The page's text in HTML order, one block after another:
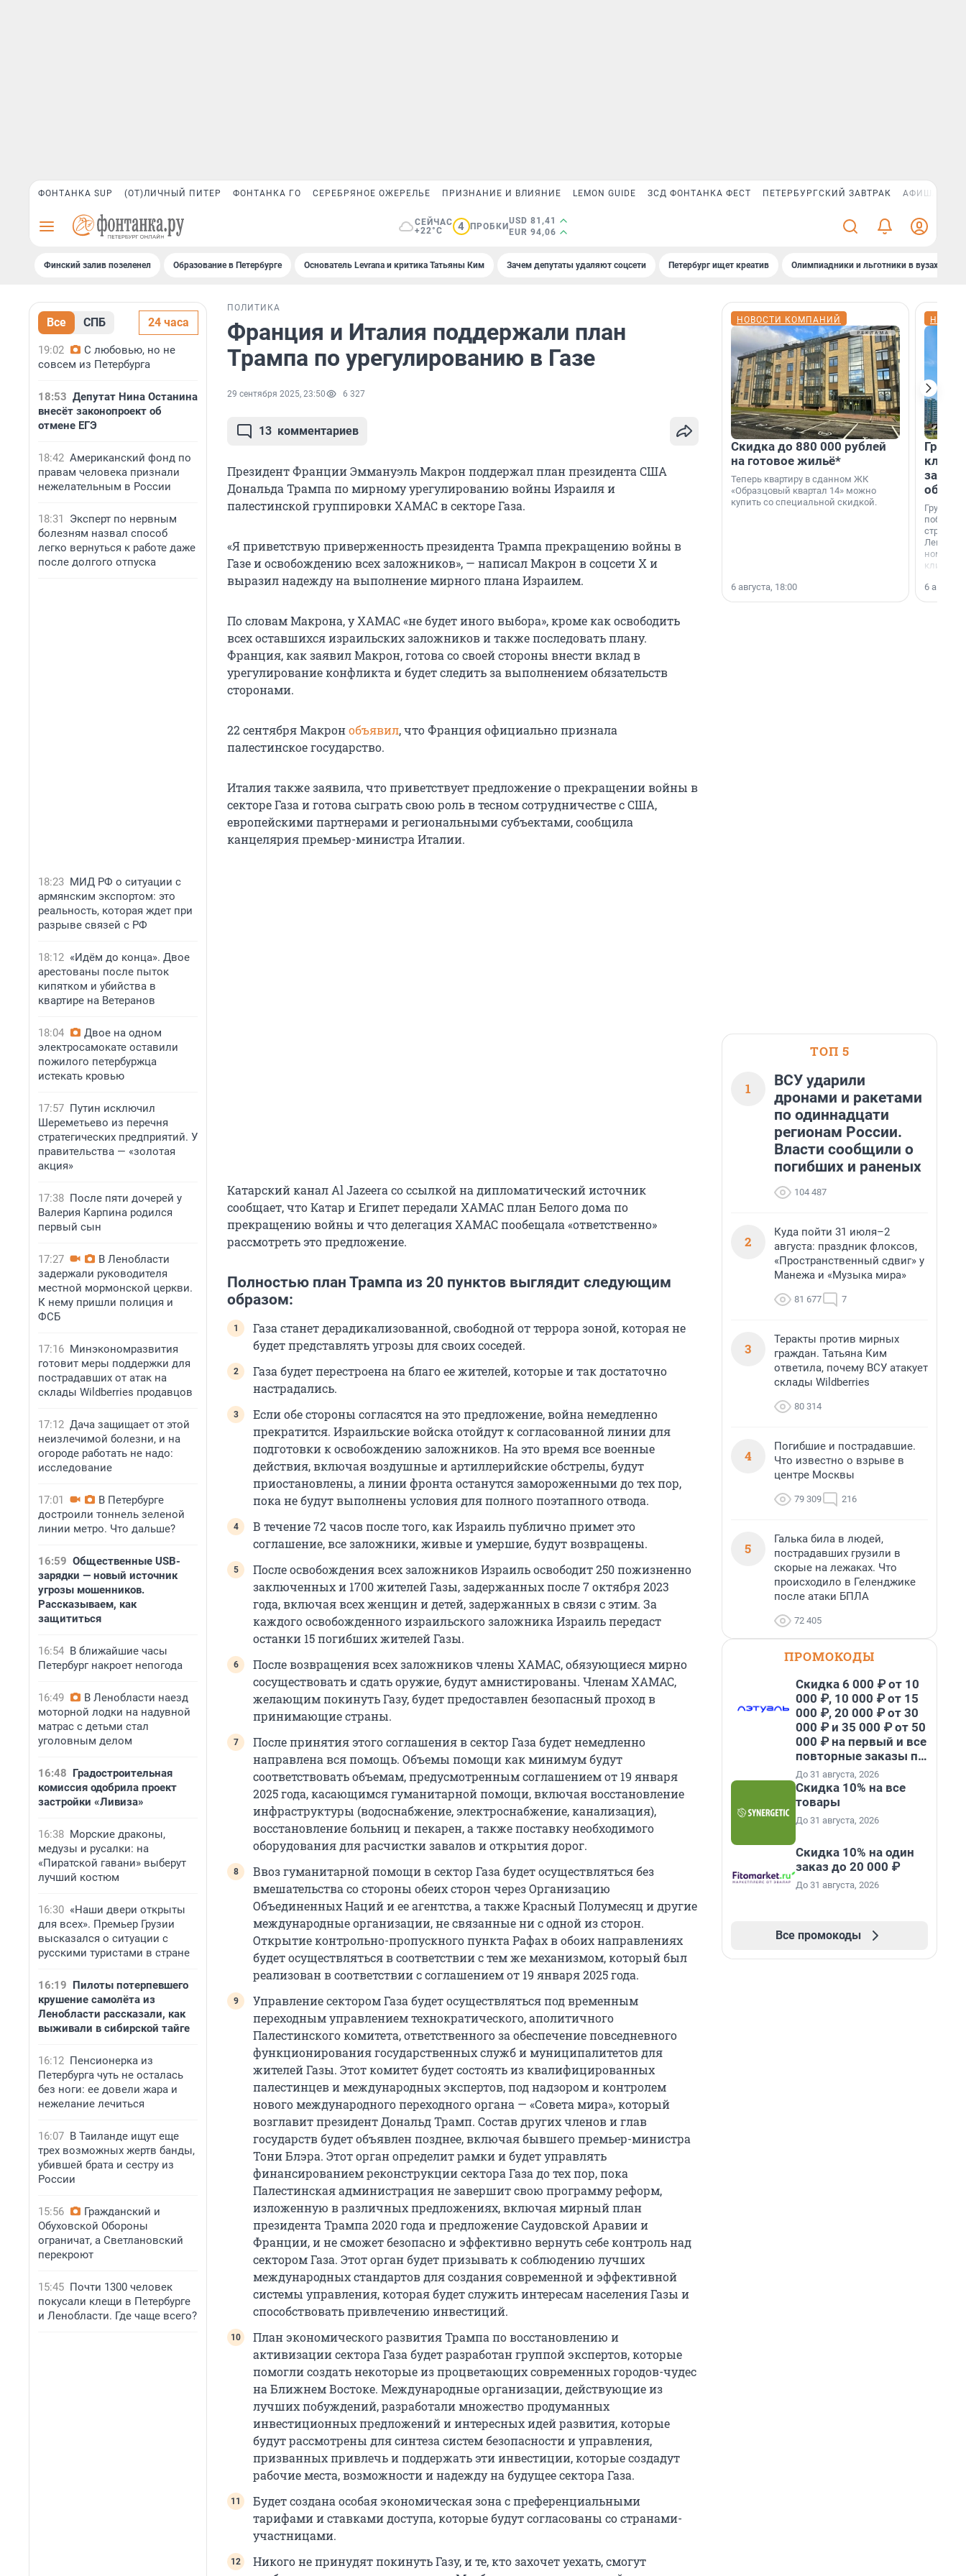
ФОНТАНКА SUP (ОТ)ЛИЧНЫЙ ПИТЕР ФОНТАНКА ГО СЕРЕБРЯНОЕ ОЖЕРЕЛЬЕ ПРИЗНАНИЕ И ВЛИЯНИЕ LEMON GUIDE ЗСД ФОНТАНКА ФЕСТ ПЕТЕРБУРГСКИЙ ЗАВТРАК АФИША PLUS
СЕЙЧАС
+22°C
4 ПРОБКИ
USD 81,41
EUR 94,06
Финский залив позеленел Образование в Петербурге Основатель Levrana и критика Татьяны Ким Зачем депутаты удаляют соцсети Петербург ищет креатив Олимпиадники и льготники в вузах СПб
Все СПБ 24 часа
19:02
С любовью, но не
совсем из Петербурга
18:53 Депутат Нина Останина
внесёт законопроект об
отмене ЕГЭ
18:42 Американский фонд по
правам человека признали
нежелательным в России
18:31
Эксперт по нервным
болезням назвал способ
легко вернуться к работе даже
после долгого отпуска
18:23 МИД РФ о ситуации с
армянским экспортом: это
реальность, которая ждет при
разрыве связей с РФ
18:12 «Идём до конца». Двое
арестованы после пыток
кипятком и убийства в
квартире на Ветеранов
18:04
Двое на одном
электросамокате оставили
пожилого петербуржца
истекать кровью
17:57 Путин исключил
Шереметьево из перечня
стратегических предприятий. У
правительства — «золотая
акция»
17:38 После пяти дочерей у
Валерия Карпина родился
первый сын
17:27
В Ленобласти
задержали руководителя
местной мормонской церкви.
К нему пришли полиция и
ФСБ
17:16 Минэкономразвития
готовит меры поддержки для
пострадавших от атак на
склады Wildberries продавцов
17:12 Дача защищает от этой
неизлечимой болезни, и на
огороде работать не надо:
исследование
17:01
В Петербурге
достроили тоннель зеленой
линии метро. Что дальше?
16:59 Общественные USB-
зарядки — новый источник
угрозы мошенников.
Рассказываем, как
защититься
16:54 В ближайшие часы
Петербург накроет непогода
16:49
В Ленобласти наезд
моторной лодки на надувной
матрас с детьми стал
уголовным делом
16:48 Градостроительная
комиссия одобрила проект
застройки «Ливиза»
16:38 Морские драконы,
медузы и русалки: на
«Пиратской гавани» выберут
лучший костюм
16:30 «Наши двери открыты
для всех». Премьер Грузии
высказался о ситуации с
русскими туристами в стране
16:19 Пилоты потерпевшего
крушение самолёта из
Ленобласти рассказали, как
выживали в сибирской тайге
16:12 Пенсионерка из
Петербурга чуть не осталась
без ноги: ее довели жара и
нежелание лечиться
16:07 В Таиланде ищут еще
трех возможных жертв банды,
убившей брата и сестру из
России
15:56
Гражданский и
Обуховской Обороны
ограничат, а Светлановский
перекроют
15:45 Почти 1300 человек
покусали клещи в Петербурге
и Ленобласти. Где чаще всего?
ПОЛИТИКА
Франция и Италия поддержали план
Трампа по урегулированию в Газе
29 сентября 2025, 23:50 6 327
13 комментариев
Президент Франции Эммануэль Макрон поддержал план президента США
Дональда Трампа по мирному урегулированию войны Израиля и
палестинской группировки ХАМАС в секторе Газа.
«Я приветствую приверженность президента Трампа прекращению войны в
Газе и освобождению всех заложников», — написал Макрон в соцсети X и
выразил надежду на выполнение мирного плана Израилем.
По словам Макрона, у ХАМАС «не будет иного выбора», кроме как освободить
всех оставшихся израильских заложников и также последовать плану.
Франция, как заявил Макрон, готова со своей стороны внести вклад в
урегулирование конфликта и будет следить за выполнением обязательств
сторонами.
22 сентября Макронобъявил, что Франция официально признала
палестинское государство.
Италия также заявила, что приветствует предложение о прекращении войны в
секторе Газа и готова сыграть свою роль в тесном сотрудничестве с США,
европейскими партнерами и региональными субъектами, сообщила
канцелярия премьер-министра Италии.
Катарский канал Al Jazeera со ссылкой на дипломатический источник
сообщает, что Катар и Египет передали ХАМАС план Белого дома по
прекращению войны и что делегация ХАМАС пообещала «ответственно»
рассмотреть это предложение.
Полностью план Трампа из 20 пунктов выглядит следующим
образом:
Газа станет дерадикализованной, свободной от террора зоной, которая не
будет представлять угрозы для своих соседей.
Газа будет перестроена на благо ее жителей, которые и так достаточно
настрадались.
Если обе стороны согласятся на это предложение, война немедленно
прекратится. Израильские войска отойдут к согласованной линии для
подготовки к освобождению заложников. На это время все военные
действия, включая воздушные и артиллерийские обстрелы, будут
приостановлены, а линии фронта останутся замороженными до тех пор,
пока не будут выполнены условия для полного поэтапного отвода.
В течение 72 часов после того, как Израиль публично примет это
соглашение, все заложники, живые и умершие, будут возвращены.
После освобождения всех заложников Израиль освободит 250 пожизненно
заключенных и 1700 жителей Газы, задержанных после 7 октября 2023
года, включая всех женщин и детей, задержанных в связи с этим. За
каждого освобожденного израильского заложника Израиль передаст
останки 15 погибших жителей Газы.
После возвращения всех заложников члены ХАМАС, обязующиеся мирно
сосуществовать и сдать оружие, будут амнистированы. Членам ХАМАС,
желающим покинуть Газу, будет предоставлен безопасный проход в
принимающие страны.
После принятия этого соглашения в сектор Газа будет немедленно
направлена ​​вся помощь. Объемы помощи как минимум будут
соответствовать объемам, предусмотренным соглашением от 19 января
2025 года, касающимся гуманитарной помощи, включая восстановление
инфраструктуры (водоснабжение, электроснабжение, канализация),
восстановление больниц и пекарен, а также поставку необходимого
оборудования для расчистки завалов и открытия дорог.
Ввоз гуманитарной помощи в сектор Газа будет осуществляться без
вмешательства со стороны обеих сторон через Организацию
Объединенных Наций и ее агентства, а также Красный Полумесяц и другие
международные организации, не связанные ни с одной из сторон.
Открытие контрольно-пропускного пункта Рафах в обоих направлениях
будет осуществляться в соответствии с тем же механизмом, который был
реализован в соответствии с соглашением от 19 января 2025 года.
Управление сектором Газа будет осуществляться под временным
переходным управлением технократического, аполитичного
Палестинского комитета, ответственного за обеспечение повседневного
функционирования государственных служб и муниципалитетов для
жителей Газы. Этот комитет будет состоять из квалифицированных
палестинцев и международных экспертов, под надзором и контролем
нового международного переходного органа — «Совета мира», который
возглавит президент Дональд Трамп. Состав других членов и глав
государств будет объявлен позднее, включая бывшего премьер-министра
Тони Блэра. Этот орган определит рамки и будет управлять
финансированием реконструкции сектора Газа до тех пор, пока
Палестинская администрация не завершит свою программу реформ,
изложенную в различных предложениях, включая мирный план
президента Трампа 2020 года и предложение Саудовской Аравии и
Франции, и не сможет безопасно и эффективно вернуть себе контроль над
сектором Газа. Этот орган будет призывать к соблюдению лучших
международных стандартов для создания современной и эффективной
системы управления, которая будет служить интересам населения Газы и
способствовать привлечению инвестиций.
План экономического развития Трампа по восстановлению и
активизации сектора Газа будет разработан группой экспертов, которые
помогли создать некоторые из процветающих современных городов-чудес
на Ближнем Востоке. Международные организации, действующие из
лучших побуждений, разработали множество продуманных
инвестиционных предложений и интересных идей развития, которые
будут рассмотрены для синтеза систем безопасности и управления,
призванных привлечь и поддержать эти инвестиции, которые создадут
рабочие места, возможности и надежду на будущее сектора Газа.
Будет создана особая экономическая зона с преференциальными
тарифами и ставками доступа, которые будут согласованы со странами-
участницами.
Никого не принудят покинуть Газу, и те, кто захочет уехать, смогут
НОВОСТИ КОМПАНИЙ
Скидка до 880 000 рублей
на готовое жильё*
Теперь квартиру в сданном ЖК
«Образцовый квартал 14» можно
купить со специальной скидкой.
6 августа, 18:00
Группа
области».
6
ТОП 5
1
ВСУ ударили
дронами и ракетами
по одиннадцати
регионам России.
Власти сообщили о
погибших и раненых
104 487
2
Куда пойти 31 июля–2
августа: праздник флоксов,
«Пространственный сдвиг» у
Манежа и «Музыка мира»
81 677 7
3
Теракты против мирных
граждан. Татьяна Ким
ответила, почему ВСУ атакует
склады Wildberries
80 314
4
Погибшие и пострадавшие.
Что известно о взрыве в
центре Москвы
79 309 216
5
Галька била в людей,
пострадавших грузили в
скорые на лежаках. Что
происходило в Геленджике
после атаки БПЛА
72 405
ПРОМОКОДЫ
Скидка 6 000 ₽ от 10
000 ₽, 10 000 ₽ от 15
000 ₽, 20 000 ₽ от 30
000 ₽ и 35 000 ₽ от 50
000 ₽ на первый и все
повторные заказы по
промокоду НАБЕРИ
До 31 августа, 2026
Скидка 10% на все
товары
До 31 августа, 2026
Скидка 10% на один
заказ до 20 000 ₽
До 31 августа, 2026
Все промокоды